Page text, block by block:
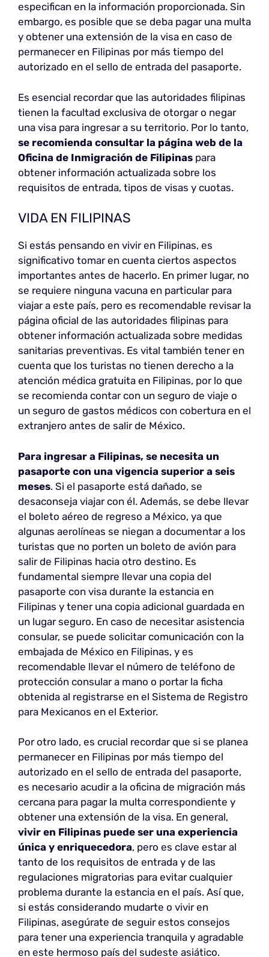
especifican en la información proporcionada. Sin
embargo, es posible que se deba pagar una multa
y obtener una extensión de la visa en caso de
permanecer en Filipinas por más tiempo del
autorizado en el sello de entrada del pasaporte.
Es esencial recordar que las autoridades filipinas
tienen la facultad exclusiva de otorgar o negar
una visa para ingresar a su territorio. Por lo tanto,
se recomienda consultar la página web de la
Oficina de Inmigración de Filipinas para
obtener información actualizada sobre los
requisitos de entrada, tipos de visas y cuotas.
VIDA EN FILIPINAS
Si estás pensando en vivir en Filipinas, es
significativo tomar en cuenta ciertos aspectos
importantes antes de hacerlo. En primer lugar, no
se requiere ninguna vacuna en particular para
viajar a este país, pero es recomendable revisar la
página oficial de las autoridades filipinas para
obtener información actualizada sobre medidas
sanitarias preventivas. Es vital también tener en
cuenta que los turistas no tienen derecho a la
atención médica gratuita en Filipinas, por lo que
se recomienda contar con un seguro de viaje o
un seguro de gastos médicos con cobertura en el
extranjero antes de salir de México.
Para ingresar a Filipinas, se necesita un
pasaporte con una vigencia superior a seis
meses. Si el pasaporte está dañado, se
desaconseja viajar con él. Además, se debe llevar
el boleto aéreo de regreso a México, ya que
algunas aerolíneas se niegan a documentar a los
turistas que no porten un boleto de avión para
salir de Filipinas hacia otro destino. Es
fundamental siempre llevar una copia del
pasaporte con visa durante la estancia en
Filipinas y tener una copia adicional guardada en
un lugar seguro. En caso de necesitar asistencia
consular, se puede solicitar comunicación con la
embajada de México en Filipinas, y es
recomendable llevar el número de teléfono de
protección consular a mano o portar la ficha
obtenida al registrarse en el Sistema de Registro
para Mexicanos en el Exterior.
Por otro lado, es crucial recordar que si se planea
permanecer en Filipinas por más tiempo del
autorizado en el sello de entrada del pasaporte,
es necesario acudir a la oficina de migración más
cercana para pagar la multa correspondiente y
obtener una extensión de la visa. En general,
vivir en Filipinas puede ser una experiencia
única y enriquecedora, pero es clave estar al
tanto de los requisitos de entrada y de las
regulaciones migratorias para evitar cualquier
problema durante la estancia en el país. Así que,
si estás considerando mudarte o vivir en
Filipinas, asegúrate de seguir estos consejos
para tener una experiencia tranquila y agradable
en este hermoso país del sudeste asiático.